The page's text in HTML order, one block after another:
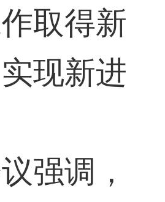
取得新
现新进
调，